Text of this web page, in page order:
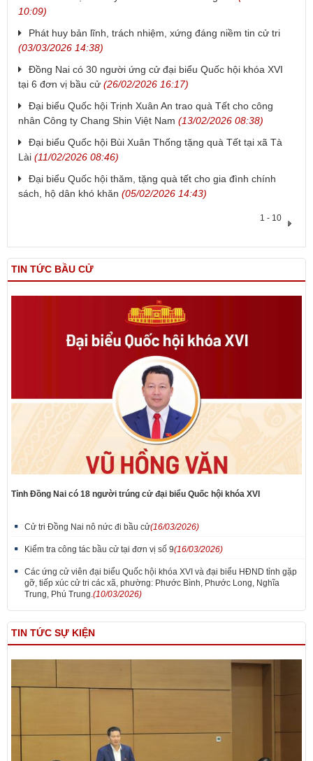
10:09)
Phát huy bản lĩnh, trách nhiệm, xứng đáng niềm tin cử tri
(03/03/2026 14:38)
Đồng Nai có 30 người ứng cử đại biểu Quốc hội khóa XVI
tại 6 đơn vị bầu cử (26/02/2026 16:17)
Đại biểu Quốc hội Trịnh Xuân An trao quà Tết cho công
nhân Công ty Chang Shin Việt Nam (13/02/2026 08:38)
Đại biểu Quốc hội Bùi Xuân Thống tặng quà Tết tại xã Tà
Lài (11/02/2026 08:46)
Đại biểu Quốc hội thăm, tặng quà tết cho gia đình chính
sách, hộ dân khó khăn (05/02/2026 14:43)
1 - 10
TIN TỨC BẦU CỬ
Tỉnh Đồng Nai có 18 người trúng cử đại biểu Quốc hội khóa XVI
Cử tri Đồng Nai nô nức đi bầu cử(16/03/2026)
Kiểm tra công tác bầu cử tại đơn vị số 9(16/03/2026)
Các ứng cử viên đại biểu Quốc hội khóa XVI và đại biểu HĐND tỉnh gặp
gỡ, tiếp xúc cử tri các xã, phường: Phước Bình, Phước Long, Nghĩa
Trung, Phú Trung.(10/03/2026)
TIN TỨC SỰ KIỆN